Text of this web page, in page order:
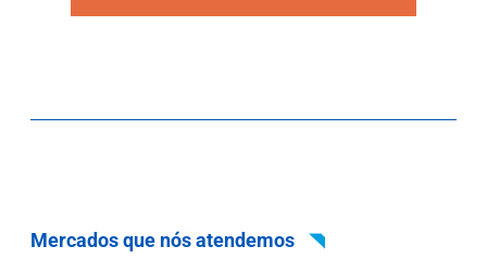
Mercados que nós atendemos